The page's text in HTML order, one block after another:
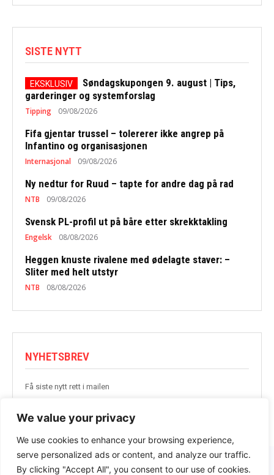
We value your privacy
We use cookies to enhance your browsing experience,
serve personalized ads or content, and analyze our traffic.
By clicking "Accept All", you consent to our use of cookies.
SISTE NYTT
Søndagskupongen 9. august | Tips,
garderinger og systemforslag
Tipping 09/08/2026
Fifa gjentar trussel – tolererer ikke angrep på
Infantino og organisasjonen
Internasjonal 09/08/2026
Ny nedtur for Ruud – tapte for andre dag på rad
NTB 09/08/2026
Svensk PL-profil ut på båre etter skrekktakling
Engelsk 08/08/2026
Heggen knuste rivalene med ødelagte staver: –
Sliter med helt utstyr
NTB 08/08/2026
NYHETSBREV
Få siste nytt rett i mailen